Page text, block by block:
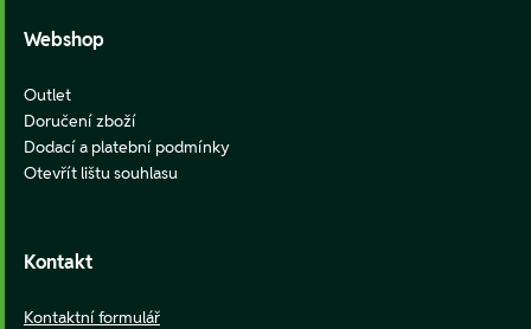
Webshop
Outlet
Doručení zboží
Dodací a platební podmínky
Otevřít lištu souhlasu
Kontakt
Kontaktní formulář